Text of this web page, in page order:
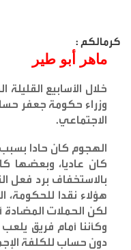
كرمالكم :
ماهر أبو طير
خلال الأسابيع
وزراء حكومة جعفر
الاجتماعي.
الهجوم كان حادا
كان عاديا، وبعضها
بالاستخفاف برد فعل
هؤلاء نقدا
لكن الحملات
وكأننا أمام فريق
دون حساب للكلفة